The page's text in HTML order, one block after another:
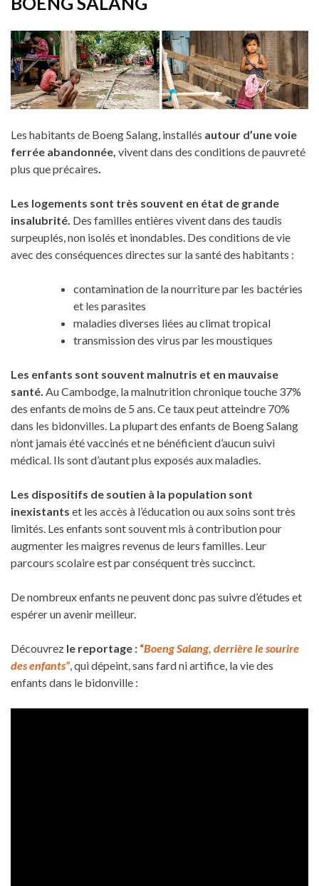
Les habitants de Boeng Salang, installés autour d’une voie
ferrée abandonnée, vivent dans des conditions de pauvreté
plus que précaires
Les logements sont très souvent en état de grande
insalubrité. Des familles entières vivent dans des taudis
surpeuplés, non isolés et inondables. Des conditions de vie
avec des conséquences directes sur la santé des habitants :
contamination de la nourriture par les bactéries
et les parasites
maladies diverses liées au climat tropical
transmission des virus par les moustiques
Les enfants sont souvent malnutris et en mauvaise
santé. Au Cambodge, la malnutrition chronique touche 37%
des enfants de moins de 5 ans. Ce taux peut atteindre 70%
dans les bidonvilles. La plupart des enfants de Boeng Salang
n’ont jamais été vaccinés et ne bénéficient d’aucun suivi
médical. Ils sont d’autant plus exposés aux maladies.
Les dispositifs de soutien à la population sont
inexistants et les accès à l’éducation ou aux soins sont très
limités. Les enfants sont souvent mis à contribution pour
augmenter les maigres revenus de leurs familles. Leur
parcours scolaire est par conséquent très succinct.
De nombreux enfants ne peuvent donc pas suivre d’études et
espérer un avenir meilleur.
Découvrez le reportage : “Boeng Salang, derrière le sourire
des enfants” , qui dépeint, sans fard ni artifice, la vie des
enfants dans le bidonville :